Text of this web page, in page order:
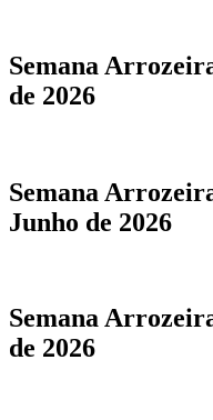
Semana
de 2026
Semana
Junho de 2026
Semana
de 2026